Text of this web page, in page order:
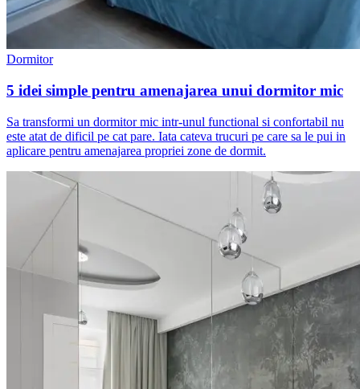
Dormitor
5 idei simple pentru amenajarea unui dormitor mic
Sa transformi un dormitor mic intr-unul functional si confortabil nu
este atat de dificil pe cat pare. Iata cateva trucuri pe care sa le pui in
aplicare pentru amenajarea propriei zone de dormit.